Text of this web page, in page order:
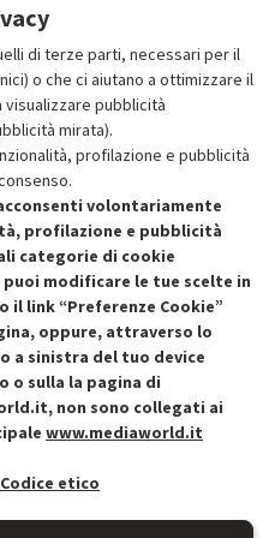
al carrello
sul prodotto ricondizionato.
Recedere dal contratto qui
di terze parti, necessari per il
o che ci aiutano a ottimizzare il
pubblicità
mirata).
profilazione e pubblicità
volontariamente
profilazione e pubblicità
categorie di cookie
puoi modificare le tue scelte in
link “Preferenze Cookie”
oppure, attraverso lo
a sinistra del tuo device
o sulla la pagina di
non sono collegati ai
www.mediaworld.it
Codice etico